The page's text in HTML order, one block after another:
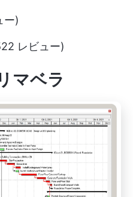
ー)
レビュー)
マベラ